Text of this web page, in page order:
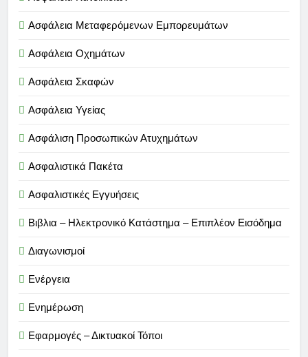
Ασφάλεια Μεταφερόμενων Εμπορευμάτων
Ασφάλεια Οχημάτων
Ασφάλεια Σκαφών
Ασφάλεια Υγείας
Ασφάλιση Προσωπικών Ατυχημάτων
Ασφαλιστικά Πακέτα
Ασφαλιστικές Εγγυήσεις
Βιβλια – Ηλεκτρονικό Κατάστημα – Επιπλέον Εισόδημα
Διαγωνισμοί
Ενέργεια
Ενημέρωση
Εφαρμογές – Δικτυακοί Τόποι